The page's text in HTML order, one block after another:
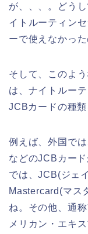
が、、、。どう
イトルーティン
ーで使えなかった
そして、このよ
は、ナイトルー
JCBカードの種類
例えば、外国で
などのJCBカー
では、JCB(ジェ
Mastercard(マス
ね。その他、通
メリカン・エキ